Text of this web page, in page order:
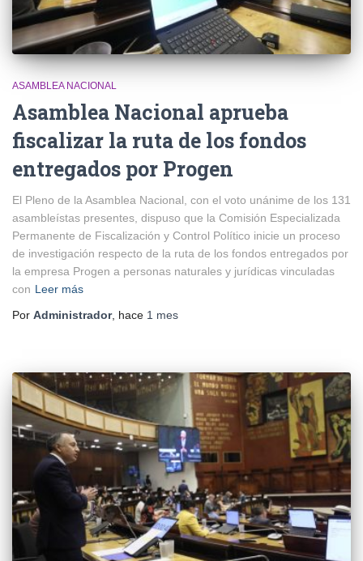
ASAMBLEA NACIONAL
Asamblea Nacional aprueba
fiscalizar la ruta de los fondos
entregados por Progen
El Pleno de la Asamblea Nacional, con el voto unánime de los 131
asambleístas presentes, dispuso que la Comisión Especializada
Permanente de Fiscalización y Control Político inicie un proceso
de investigación respecto de la ruta de los fondos entregados por
la empresa Progen a personas naturales y jurídicas vinculadas
con Leer más
Por Administrador, hace 1 mes